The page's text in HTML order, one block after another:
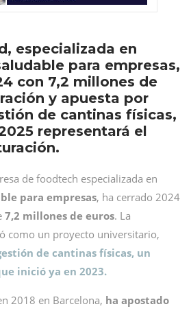
especializada en
para empresas,
con 7,2 millones de
y apuesta por
de cantinas físicas,
representará el
de foodtech especializada en
para empresas, ha cerrado 2024
7,2 millones de euros. La
como un proyecto universitario,
de cantinas físicas, un
inició ya en 2023.
2018 en Barcelona, ha apostado